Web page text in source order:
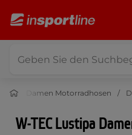
Damen Motorradhosen
W-TEC Lustipa